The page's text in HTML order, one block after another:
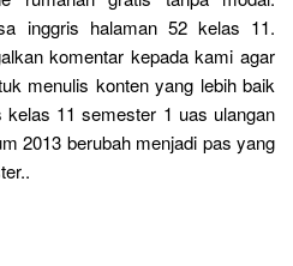
inggris halaman 52 kelas 11.
komentar kepada kami agar
menulis konten yang lebih baik
kelas 11 semester 1 uas ulangan
2013 berubah menjadi pas yang